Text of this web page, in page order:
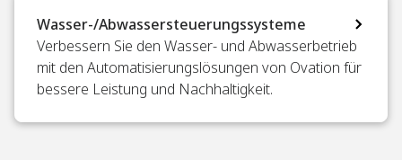
Wasser-/Abwassersteuerungssysteme​
Verbessern Sie den Wasser- und Abwasserbetrieb
mit den Automatisierungslösungen von Ovation für
bessere Leistung und Nachhaltigkeit.​